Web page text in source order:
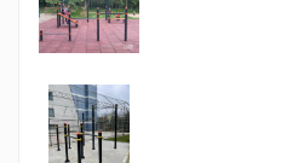
WOOD (pentru casă și
Complexe de joacă Interior